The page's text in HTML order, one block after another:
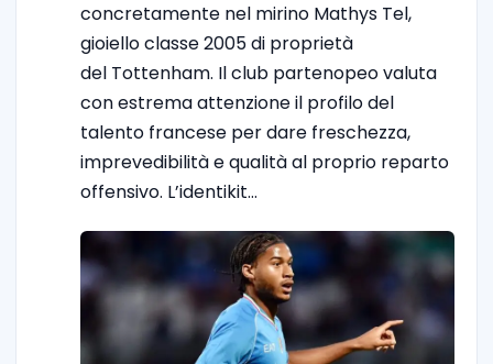
concretamente nel mirino Mathys Tel,
gioiello classe 2005 di proprietà
del Tottenham. Il club partenopeo valuta
con estrema attenzione il profilo del
talento francese per dare freschezza,
imprevedibilità e qualità al proprio reparto
offensivo. L’identikit…